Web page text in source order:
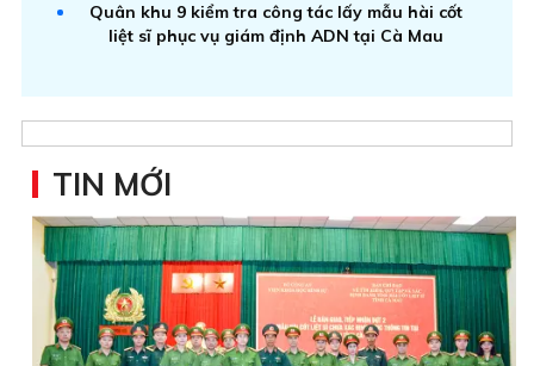
Quân khu 9 kiểm tra công tác lấy mẫu hài cốt
liệt sĩ phục vụ giám định ADN tại Cà Mau
TIN MỚI